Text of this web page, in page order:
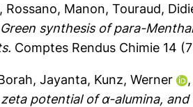
, Rossano, Manon, Touraud,
Green synthesis of para-
Comptes Rendus Chimie 14
Jayanta, Kunz, Werner
potential of α-alumina,